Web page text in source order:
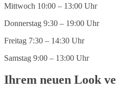
Mittwoch 10:00 – 13:00 Uhr
Donnerstag 9:30 – 19:00 Uhr
Freitag 7:30 – 14:30 Uhr
Samstag 9:00 – 13:00 Uhr
Ihrem neuen Look